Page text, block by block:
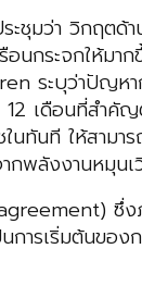
ะชุมว่า วิกฤ
นกระจกให้
ระบุว่าปัญห
12 เดือนที่ส
นทันที ให้สา
กพลังงานหมุน
ซึ่
เริ่มต้นของ